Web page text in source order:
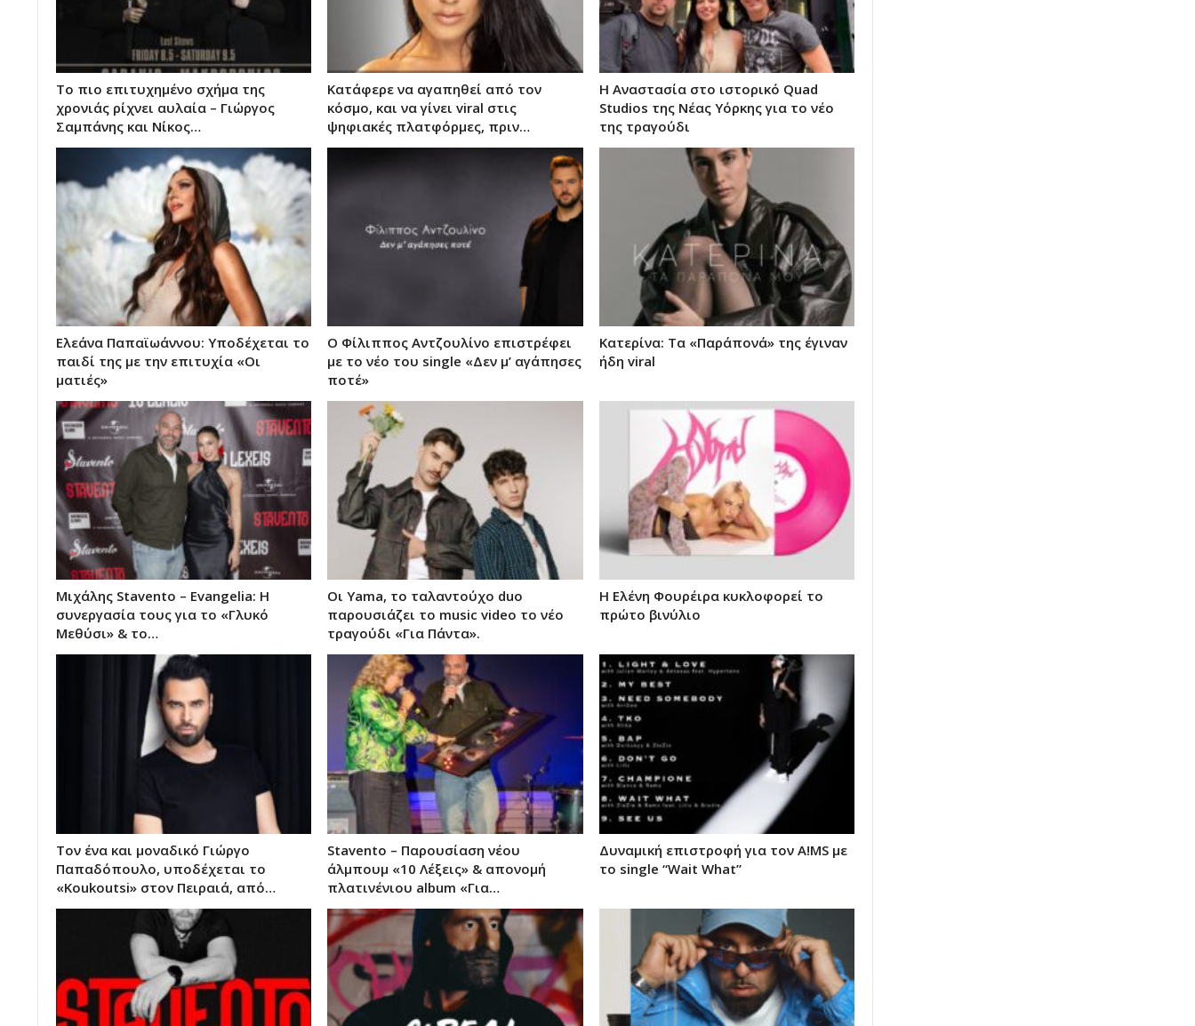
Το πιο επιτυχημένο σχήμα της
χρονιάς ρίχνει αυλαία – Γιώργος
Σαμπάνης και Νίκος…
Κατάφερε να αγαπηθεί από τον
κόσμο, και να γίνει viral στις
ψηφιακές πλατφόρμες, πριν…
Η Αναστασία στο ιστορικό Quad
Studios της Νέας Υόρκης για το νέο
της τραγούδι
Ελεάνα Παπαϊωάννου: Υποδέχεται το
παιδί της με την επιτυχία «Οι
ματιές»
Ο Φίλιππος Αντζουλίνο επιστρέφει
με το νέο του single «Δεν μ’ αγάπησες
ποτέ»
Κατερίνα: Τα «Παράπονά» της έγιναν
ήδη viral
Μιχάλης Stavento – Evangelia: Η
συνεργασία τους για το «Γλυκό
Μεθύσι» & το…
Οι Yama, το ταλαντούχο duo
παρουσιάζει το music video το νέο
τραγούδι «Για Πάντα».
Η Ελένη Φουρέιρα κυκλοφορεί το
πρώτο βινύλιο
Τον ένα και μοναδικό Γιώργο
Παπαδόπουλο, υποδέχεται το
«Koukoutsi» στον Πειραιά, από…
Stavento – Παρουσίαση νέου
άλμπουμ «10 Λέξεις» & απονομή
πλατινένιου album «Για…
Δυναμική επιστροφή για τον A!MS με
το single “Wait What”